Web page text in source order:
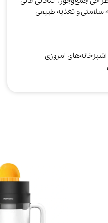
سلامتی و تغذیه طبیعی
امروزی